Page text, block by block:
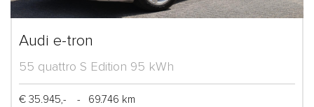
Audi e-tron
55 quattro S Edition 95 kWh
€ 35.945,- -
69.746 km